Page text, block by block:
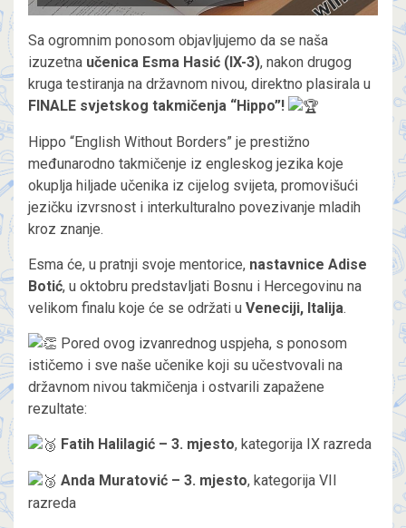
Sa ogromnim ponosom objavljujemo da se naša
izuzetna učenica Esma Hasić (IX-3), nakon drugog
kruga testiranja na državnom nivou, direktno plasirala u
FINALE svjetskog takmičenja “Hippo”!
Hippo “English Without Borders” je prestižno
međunarodno takmičenje iz engleskog jezika koje
okuplja hiljade učenika iz cijelog svijeta, promovišući
jezičku izvrsnost i interkulturalno povezivanje mladih
kroz znanje.
Esma će, u pratnji svoje mentorice, nastavnice Adise
Botić, u oktobru predstavljati Bosnu i Hercegovinu na
velikom finalu koje će se održati u Veneciji, Italija.
Pored ovog izvanrednog uspjeha, s ponosom
ističemo i sve naše učenike koji su učestvovali na
državnom nivou takmičenja i ostvarili zapažene
rezultate:
Fatih Halilagić – 3. mjesto, kategorija IX razreda
Anda Muratović – 3. mjesto, kategorija VII
razreda